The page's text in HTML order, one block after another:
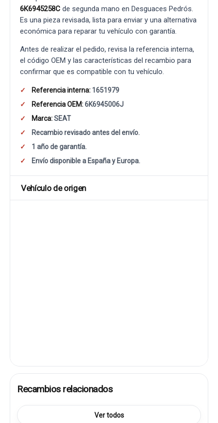
6K6945258C de segunda mano en Desguaces Pedrós.
Es una pieza revisada, lista para enviar y una alternativa
económica para reparar tu vehículo con garantía.
Antes de realizar el pedido, revisa la referencia interna,
el código OEM y las características del recambio para
confirmar que es compatible con tu vehículo.
Referencia interna: 1651979
Referencia OEM:6K6945006J
Marca:SEAT
Recambio revisado antes del envío.
1 año de garantía.
Envío disponible a España y Europa.
Vehículo de origen
Recambios relacionados
Ver todos